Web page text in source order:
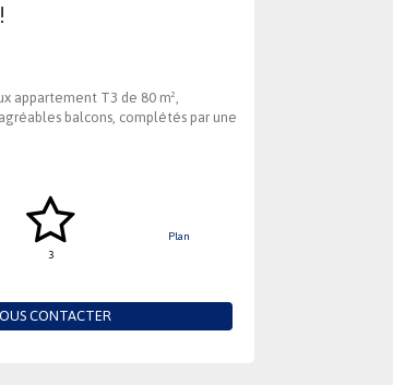
appartement T3 de 80 m²,
balcons, complétés par une
3
Plan
CONTACTER